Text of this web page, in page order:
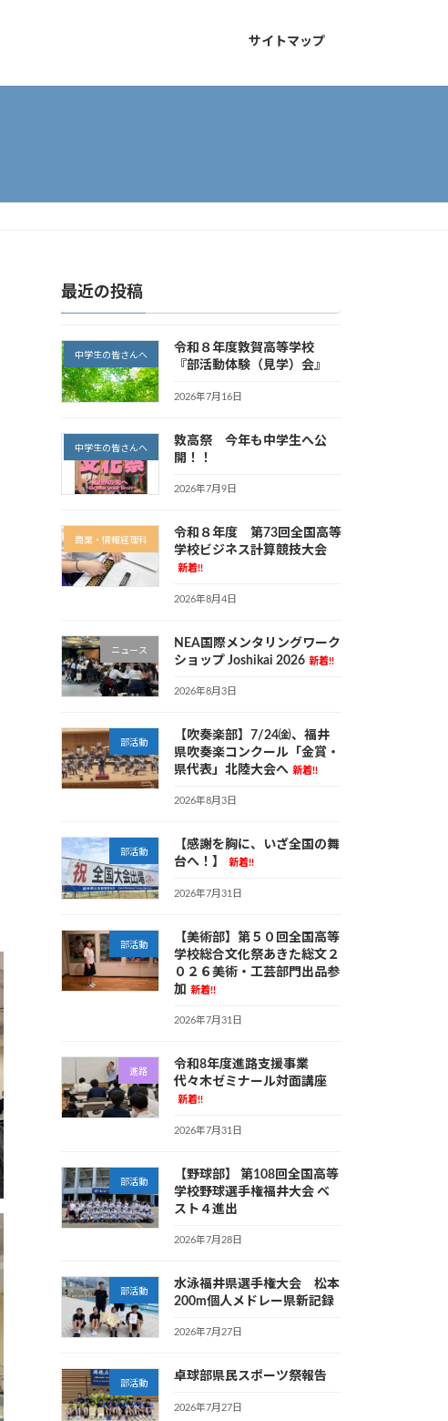
サイトマップ
最近の投稿
中学生の皆さんへ
令和８年度敦賀高等学校
『部活動体験（見学）会』
2026年7月16日
中学生の皆さんへ
敦高祭 今年も中学生へ公
開！！
2026年7月9日
商業・情報経理科
令和８年度 第73回全国高等
学校ビジネス計算競技大会
新着!!
2026年8月4日
ニュース
NEA国際メンタリングワーク
ショップ Joshikai 2026 新着!!
2026年8月3日
部活動
【吹奏楽部】7/24㈮、福井
県吹奏楽コンクール「金賞・
県代表」北陸大会へ 新着!!
2026年8月3日
部活動
【感謝を胸に、いざ全国の舞
台へ！】
新着!!
2026年7月31日
部活動
【美術部】第５０回全国高等
学校総合文化祭あきた総文２
０２６美術・工芸部門出品参
加
新着!!
2026年7月31日
進路
令和8年度進路支援事業
代々木ゼミナール対面講座
新着!!
2026年7月31日
部活動
【野球部】 第108回全国高等
学校野球選手権福井大会 ベ
スト４進出
2026年7月28日
部活動
水泳福井県選手権大会 松本
200m個人メドレー県新記録
2026年7月27日
部活動
卓球部県民スポーツ祭報告
2026年7月27日